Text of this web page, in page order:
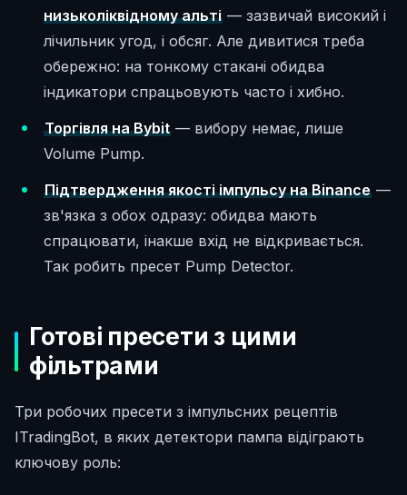
низьколіквідному альті— зазвичай високий і
лічильник угод, і обсяг. Але дивитися треба
обережно: на тонкому стакані обидва
індикатори спрацьовують часто і хибно.
Торгівля на Bybit— вибору немає, лише
Volume Pump.
Підтвердження якості імпульсу на Binance—
зв'язка з обох одразу: обидва мають
спрацювати, інакше вхід не відкривається.
Так робить пресет Pump Detector.
Готові пресети з цими
фільтрами
Три робочих пресети з імпульсних рецептів
ITradingBot, в яких детектори пампа відіграють
ключову роль: